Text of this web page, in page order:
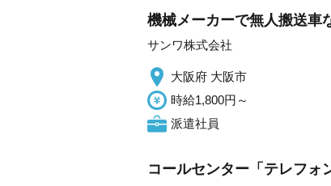
機械メーカーで無人搬送車
サンワ株式会社
大阪府 大阪市
時給1,800円～
派遣社員
コールセンター「テレフォ